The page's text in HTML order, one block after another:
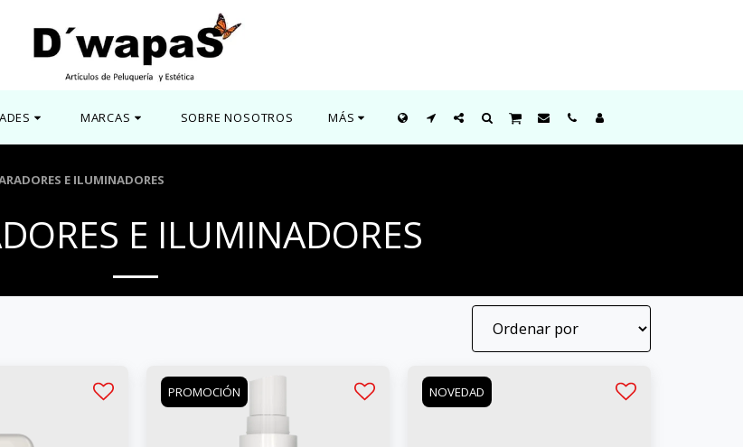
MARCAS SOBRE NOSOTROS MÁS
E ILUMINADORES
E ILUMINADORES
PROMOCIÓN NOVEDAD